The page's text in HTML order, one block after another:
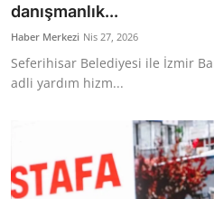
danışmanlık...
Haber Merkezi Nis 27, 2026
Seferihisar Belediyesi ile İzmir
adli yardım hizm...